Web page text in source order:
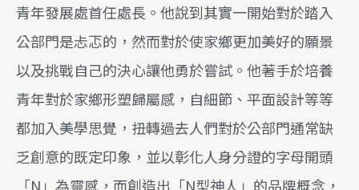
青年發展處首任處長。他說到其實一開始對於踏入
公部門是忐忑的，然而對於使家鄉更加美好的願景
以及挑戰自己的決心讓他勇於嘗試。他著手於培養
青年對於家鄉形塑歸屬感，自細節、平面設計等等
都加入美學思覺，扭轉過去人們對於公部門通常缺
乏創意的既定印象，並以彰化人身分證的字母開頭
「N」為靈感，而創造出「N型神人」的品牌概念，